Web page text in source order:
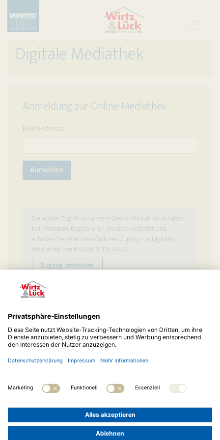
Digitale Mediathek
Anmeldung zur Online-Mediathek
E-Mail-Adresse
Anmelden
Sie wollen Zugriff auf unsere Online-Mediathek erhalten?
Kein Problem. Registrieren Sie sich kostenlos und
erhalten Sie einen persönlichen Zugang zur Digitalen
Mediathek von BAUMEISTER-HAUS.
Zugang anfordern
© 2026Wirtz & Lück Wohnbau GmbH
02173 20473-0
Impressum
Datenschutz